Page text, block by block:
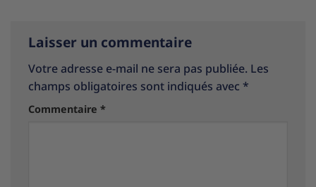
Laisser un commentaire
Votre adresse e-mail ne sera pas publiée. Les
champs obligatoires sont indiqués avec *
Commentaire *